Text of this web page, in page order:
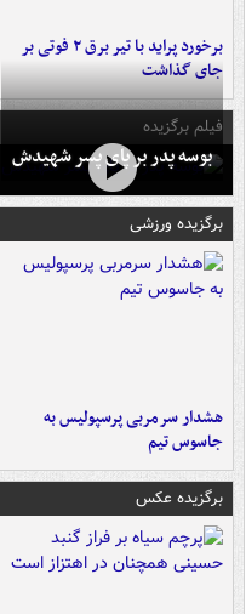
برخورد پراید با تیر برق ۲ فوتی بر
جای گذاشت
فیلم برگزیده
بوسه‌ پدر بر پای پسر شهیدش
برگزیده ورزشی
هشدار سرمربی پرسپولیس به
جاسوس تیم
برگزیده عکس